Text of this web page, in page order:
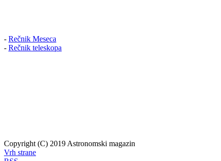
- Rečnik Meseca
- Rečnik teleskopa
Copyright (C) 2019 Astronomski magazin
Vrh strane